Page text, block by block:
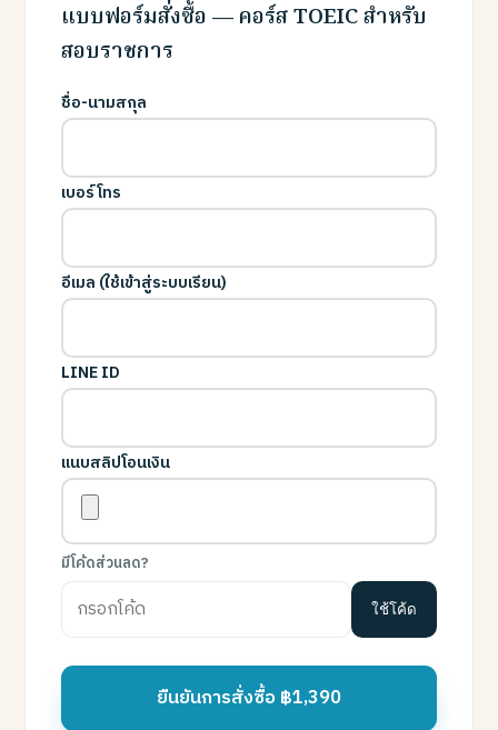
แบบฟอร์มสั่งซื้อ — คอร์ส TOEIC สำหรับ
สอบราชการ
ชื่อ-นามสกุล
เบอร์โทร
อีเมล (ใช้เข้าสู่ระบบเรียน)
LINE ID
แนบสลิปโอนเงิน
มีโค้ดส่วนลด?
ใช้โค้ด
ยืนยันการสั่งซื้อ ฿1,390